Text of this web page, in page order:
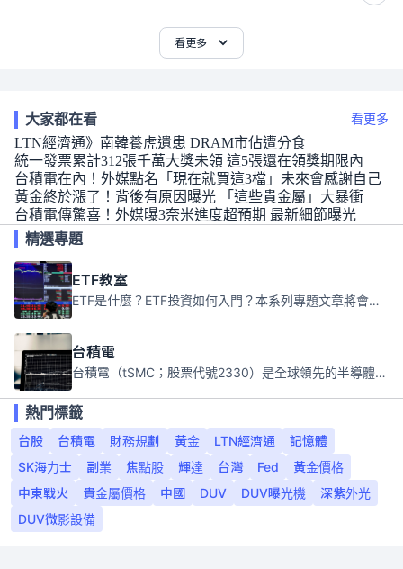
看更多
大家都在看 看更多
LTN經濟通》南韓養虎遺患 DRAM市佔遭分食
統一發票累計312張千萬大獎未領 這5張還在領獎期限內
台積電在內！外媒點名「現在就買這3檔」未來會感謝自己
黃金終於漲了！背後有原因曝光 「這些貴金屬」大暴衝
台積電傳驚喜！外媒曝3奈米進度超預期 最新細節曝光
精選專題
ETF教室
ETF是什麼？ETF投資如何入門？本系列專題文章將會告訴你新手必須知道的ETF基礎知識。
台積電
台積電（tSMC；股票代號2330）是全球領先的半導體代工公司，成立於1987年，總部位於台灣新竹。且已於美國、日本、德國及中國設廠，台積電是全球首家專業積體電路製造服務公司，也是全球最先進和最大規模的半導體代工廠。
熱門標籤
台股
台積電 財務規劃 黃金 LTN經濟通
記憶體
SK海力士
副業 焦點股 輝達 台灣 Fed
黃金價格
中東戰火
貴金屬價格 中國 DUV DUV曝光機
深紫外光
DUV微影設備